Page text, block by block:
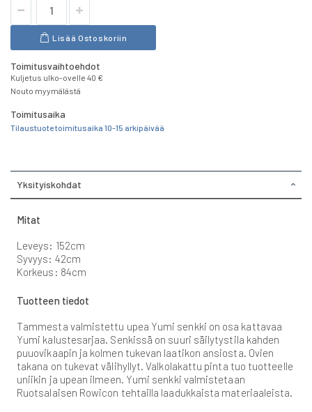
Lisää Ostoskoriin
Toimitusvaihtoehdot
Kuljetus ulko-ovelle 40 €
Nouto myymälästä
Toimitusaika
Tilaustuote toimitusaika 10-15 arkipäivää
Yksityiskohdat
Mitat
Leveys: 152cm
Syvyys: 42cm
Korkeus: 84cm
Tuotteen tiedot
Tammesta valmistettu upea Yumi senkki on osa kattavaa
Yumi kalustesarjaa. Senkissä on suuri säilytystila kahden
puuovikaapin ja kolmen tukevan laatikon ansiosta. Ovien
takana on tukevat välihyllyt. Valkolakattu pinta tuo tuotteelle
uniikin ja upean ilmeen. Yumi senkki valmistetaan
Ruotsalaisen Rowicon tehtailla laadukkaista materiaaleista.